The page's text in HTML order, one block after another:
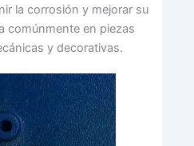
la corrosión y mejorar su
comúnmente en piezas
y decorativas.